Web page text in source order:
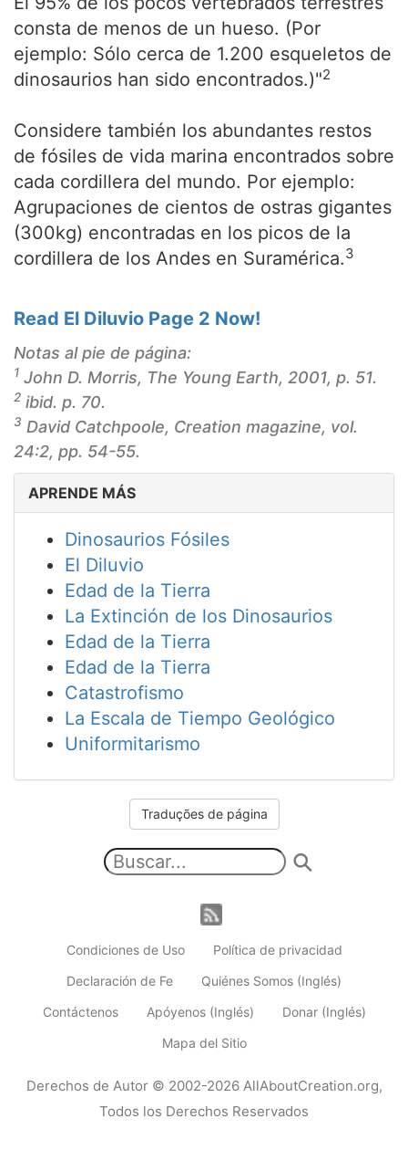
consta de menos de un hueso. (Por
ejemplo: Sólo cerca de 1.200 esqueletos de
dinosaurios han sido encontrados.)"2
Considere también los abundantes restos
de fósiles de vida marina encontrados sobre
cada cordillera del mundo. Por ejemplo:
Agrupaciones de cientos de ostras gigantes
(300kg) encontradas en los picos de la
cordillera de los Andes en Suramérica.3
Read El Diluvio Page 2 Now!
Notas al pie de página:
1 John D. Morris, The Young Earth, 2001, p. 51.
2 ibid. p. 70.
3 David Catchpoole, Creation magazine, vol.
24:2, pp. 54-55.
APRENDE MÁS
Dinosaurios Fósiles
El Diluvio
Edad de la Tierra
La Extinción de los Dinosaurios
Edad de la Tierra
Edad de la Tierra
Catastrofismo
La Escala de Tiempo Geológico
Uniformitarismo
Traduções de página
Condiciones de Uso
Política de privacidad
Declaración de Fe
Quiénes Somos (Inglés)
Contáctenos
Apóyenos (Inglés)
Donar (Inglés)
Mapa del Sitio
Derechos de Autor© 2002-2026 AllAboutCreation.org,
Todos los Derechos Reservados